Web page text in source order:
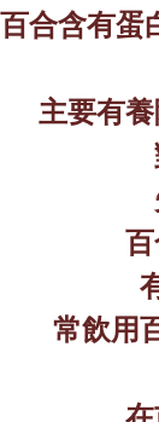
百合含有蛋
主要有
常飲用